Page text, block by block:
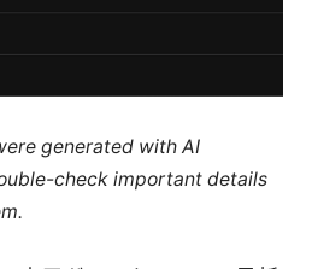
generated with AI
check important details